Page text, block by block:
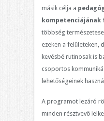
másik célja a
kompetenciájának
többség
ezeken a felületeken,
kevésbé rutinosak is
csoportos
lehetőségeinek
A programot lezáró
minden résztvevő